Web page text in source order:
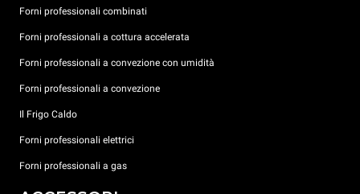
Forni professionali combinati
Forni professionali a cottura accelerata
Forni professionali a convezione con umidità
Forni professionali a convezione
Il Frigo Caldo
Forni professionali elettrici
Forni professionali a gas